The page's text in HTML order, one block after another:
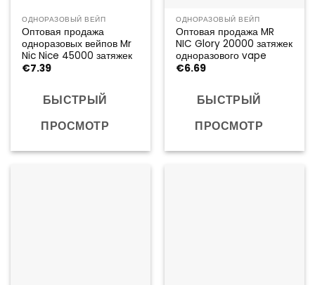
ОДНОРАЗОВЫЙ ВЕЙП
Оптовая продажа
одноразовых вейпов Mr
Nic Nice 45000 затяжек
€7.39
БЫСТРЫЙ
ПРОСМОТР
ОДНОРАЗОВЫЙ ВЕЙП
Оптовая продажа MR
NIC Glory 20000 затяжек
одноразового vape
€6.69
БЫСТРЫЙ
ПРОСМОТР